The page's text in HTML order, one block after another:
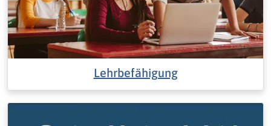
Lehrbefähigung